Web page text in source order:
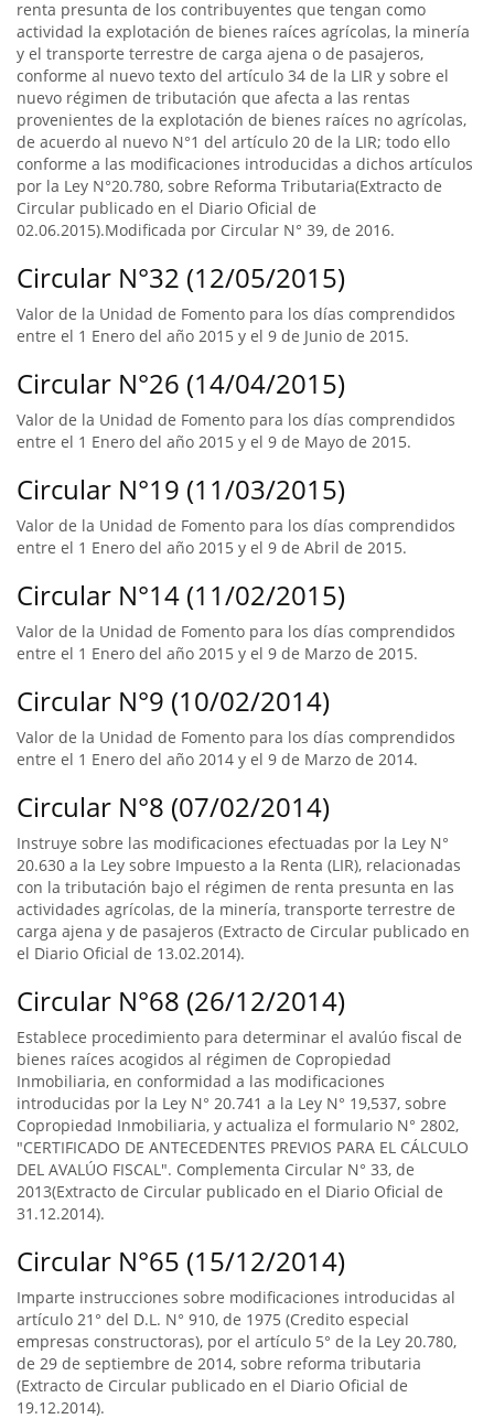
renta presunta de los contribuyentes que tengan como
actividad la explotación de bienes raíces agrícolas, la minería
y el transporte terrestre de carga ajena o de pasajeros,
conforme al nuevo texto del artículo 34 de la LIR y sobre el
nuevo régimen de tributación que afecta a las rentas
provenientes de la explotación de bienes raíces no agrícolas,
de acuerdo al nuevo N°1 del artículo 20 de la LIR; todo ello
conforme a las modificaciones introducidas a dichos artículos
por la Ley N°20.780, sobre Reforma Tributaria(Extracto de
Circular publicado en el Diario Oficial de
02.06.2015).Modificada por Circular N° 39, de 2016.
Circular N°32 (12/05/2015)
Valor de la Unidad de Fomento para los días comprendidos
entre el 1 Enero del año 2015 y el 9 de Junio de 2015.
Circular N°26 (14/04/2015)
Valor de la Unidad de Fomento para los días comprendidos
entre el 1 Enero del año 2015 y el 9 de Mayo de 2015.
Circular N°19 (11/03/2015)
Valor de la Unidad de Fomento para los días comprendidos
entre el 1 Enero del año 2015 y el 9 de Abril de 2015.
Circular N°14 (11/02/2015)
Valor de la Unidad de Fomento para los días comprendidos
entre el 1 Enero del año 2015 y el 9 de Marzo de 2015.
Circular N°9 (10/02/2014)
Valor de la Unidad de Fomento para los días comprendidos
entre el 1 Enero del año 2014 y el 9 de Marzo de 2014.
Circular N°8 (07/02/2014)
Instruye sobre las modificaciones efectuadas por la Ley N°
20.630 a la Ley sobre Impuesto a la Renta (LIR), relacionadas
con la tributación bajo el régimen de renta presunta en las
actividades agrícolas, de la minería, transporte terrestre de
carga ajena y de pasajeros (Extracto de Circular publicado en
el Diario Oficial de 13.02.2014).
Circular N°68 (26/12/2014)
Establece procedimiento para determinar el avalúo fiscal de
bienes raíces acogidos al régimen de Copropiedad
Inmobiliaria, en conformidad a las modificaciones
introducidas por la Ley N° 20.741 a la Ley N° 19,537, sobre
Copropiedad Inmobiliaria, y actualiza el formulario N° 2802,
"CERTIFICADO DE ANTECEDENTES PREVIOS PARA EL CÁLCULO
DEL AVALÚO FISCAL". Complementa Circular N° 33, de
2013(Extracto de Circular publicado en el Diario Oficial de
31.12.2014).
Circular N°65 (15/12/2014)
Imparte instrucciones sobre modificaciones introducidas al
artículo 21° del D.L. N° 910, de 1975 (Credito especial
empresas constructoras), por el artículo 5° de la Ley 20.780,
de 29 de septiembre de 2014, sobre reforma tributaria
(Extracto de Circular publicado en el Diario Oficial de
19.12.2014).